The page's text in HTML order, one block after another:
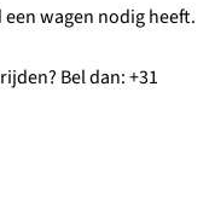
wagen nodig heeft.
Bel dan: +31